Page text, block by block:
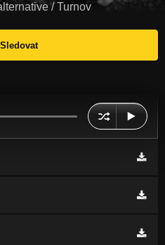
/ Turnov
Sledovat